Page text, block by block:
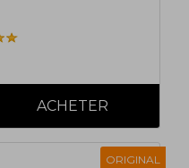
ORIGINAL